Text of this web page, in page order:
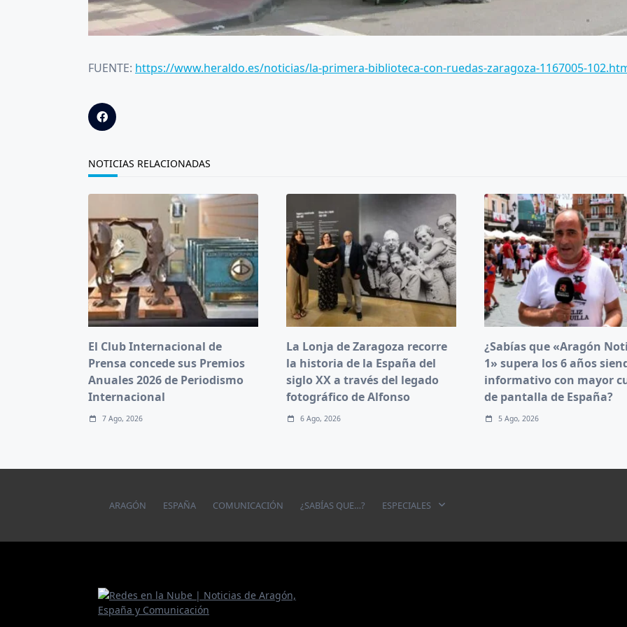
FUENTE: https://www.heraldo.es/noticias/la-primera-biblioteca-con-ruedas-zaragoza-1167005-
NOTICIAS RELACIONADAS
El Club Internacional de
Prensa concede sus Premios
Anuales 2026 de Periodismo
Internacional
7 Ago, 2026
La Lonja de Zaragoza recorre
la historia de la España del
siglo XX a través del legado
fotográfico de Alfonso
6 Ago, 2026
¿Sabías que «Aragón
1» supera los 6 años
informativo con mayor
de pantalla de España?
5 Ago, 2026
ARAGÓN ESPAÑA COMUNICACIÓN ¿SABÍAS QUE…? ESPECIALES